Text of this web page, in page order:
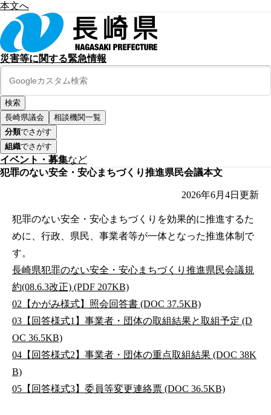
本文へ
災害等に関する緊急情報
長崎県議会
相談機関一覧
分類でさがす
組織でさがす
イベント・募集など
犯罪のない安全・安心まちづくり推進県民会議本文
2026年6月4日 更新
犯罪のない安全・安心まちづくりを効果的に推進するた
めに、行政、県民、事業者等が一体となった推進体制で
す。
長崎県犯罪のない安全・安心まちづくり推進県民会議規
約(08.6.3改正) (PDF 207KB)
02【かがみ様式】照会回答書 (DOC 37.5KB)
03【回答様式1】事業者・団体の取組結果と取組予定 (D
OC 36.5KB)
04【回答様式2】事業者・団体の重点取組結果 (DOC 38K
B)
05【回答様式3】委員等変更連絡票 (DOC 36.5KB)